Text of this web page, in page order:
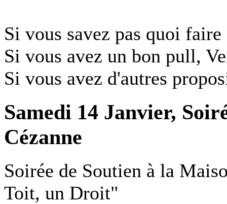
Si vous savez pas quoi
Si vous avez un bon pull,
Si vous avez d'autres
Samedi 14 Janvier,
Cézanne
Soirée de Soutien à la
Toit, un Droit"